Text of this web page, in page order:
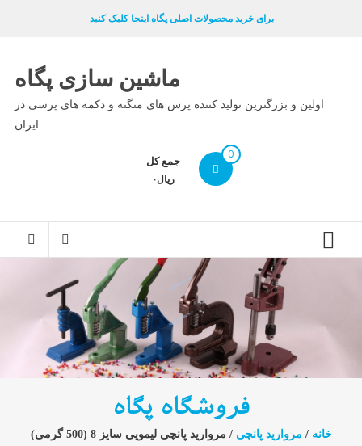
برای خرید محصولات اصلی پگاه اینجا کلیک کنید
ماشین سازی پگاه
اولین و بزرگترین تولید کننده پرس های منگنه و دکمه های پرسی در
ایران
0 جمع کل
ریال۰
فروشگاه پگاه
خانه / مروارید پانچی / مروارید پانچی لیمویی سایز 8 (500 گرمی)